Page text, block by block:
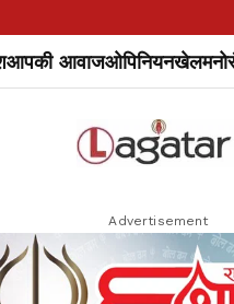
आपकी आवाजओपिनियनखेल
Advertisement